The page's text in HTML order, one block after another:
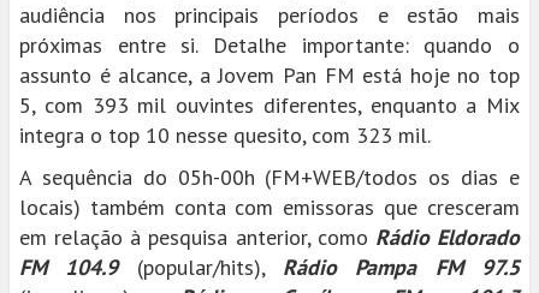
audiência nos principais períodos e estão mais
próximas entre si. Detalhe importante: quando o
assunto é alcance, a Jovem Pan FM está hoje no top
5, com 393 mil ouvintes diferentes, enquanto a Mix
integra o top 10 nesse quesito, com 323 mil.
A sequência do 05h-00h (FM+WEB/todos os dias e
locais) também conta com emissoras que cresceram
em relação à pesquisa anterior, como Rádio Eldorado
FM 104.9(popular/hits), Rádio Pampa FM 97.5